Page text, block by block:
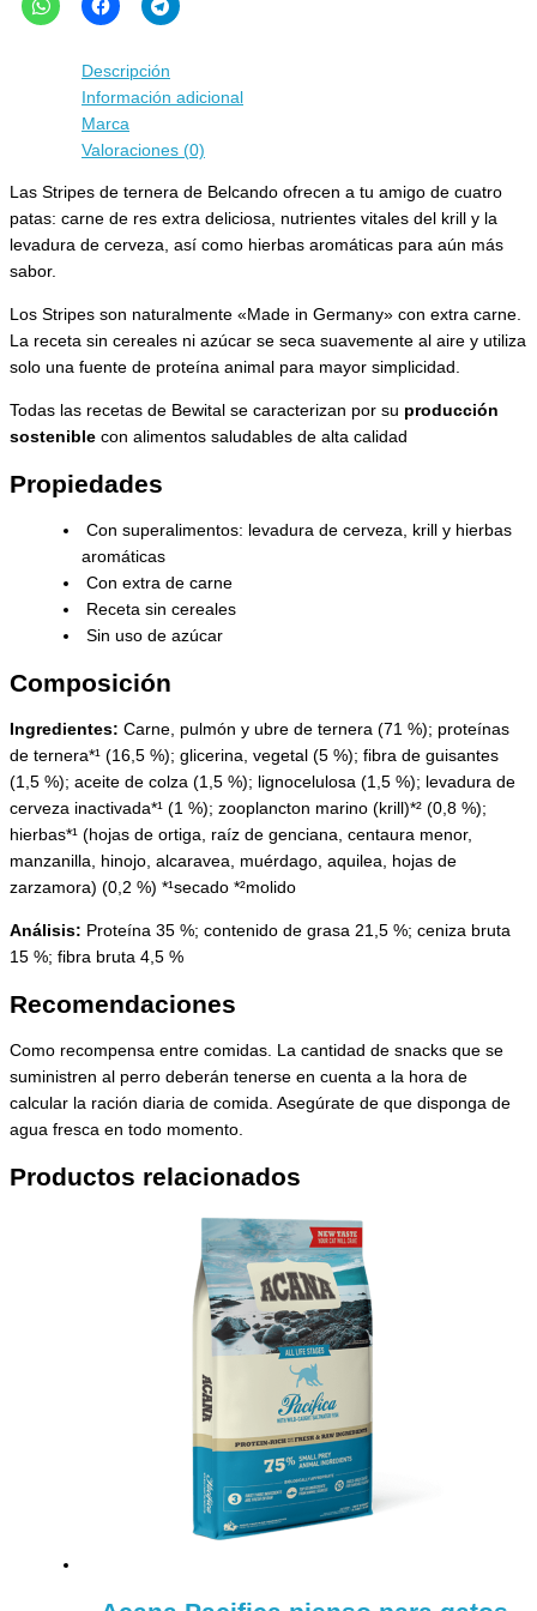
Descripción
Información adicional
Marca
Valoraciones (0)
Las Stripes de ternera de Belcando ofrecen a tu amigo de cuatro
patas: carne de res extra deliciosa, nutrientes vitales del krill y la
levadura de cerveza, así como hierbas aromáticas para aún más
sabor.
Los Stripes son naturalmente «Made in Germany» con extra carne.
La receta sin cereales ni azúcar se seca suavemente al aire y utiliza
solo una fuente de proteína animal para mayor simplicidad.
Todas las recetas de Bewital se caracterizan por su producción
sostenible con alimentos saludables de alta calidad
Propiedades
Con superalimentos: levadura de cerveza, krill y hierbas
aromáticas
Con extra de carne
Receta sin cereales
Sin uso de azúcar
Composición
Ingredientes: Carne, pulmón y ubre de ternera (71 %); proteínas
de ternera*¹ (16,5 %); glicerina, vegetal (5 %); fibra de guisantes
(1,5 %); aceite de colza (1,5 %); lignocelulosa (1,5 %); levadura de
cerveza inactivada*¹ (1 %); zooplancton marino (krill)*² (0,8 %);
hierbas*¹ (hojas de ortiga, raíz de genciana, centaura menor,
manzanilla, hinojo, alcaravea, muérdago, aquilea, hojas de
zarzamora) (0,2 %) *¹secado *²molido
Análisis: Proteína 35 %; contenido de grasa 21,5 %; ceniza bruta
15 %; fibra bruta 4,5 %
Recomendaciones
Como recompensa entre comidas. La cantidad de snacks que se
suministren al perro deberán tenerse en cuenta a la hora de
calcular la ración diaria de comida. Asegúrate de que disponga de
agua fresca en todo momento.
Productos relacionados